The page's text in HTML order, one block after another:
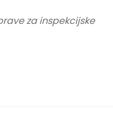
za inspekcijske